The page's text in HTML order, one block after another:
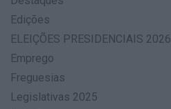
Edições
ELEIÇÕES PRESIDENCIAIS 2026
Emprego
Freguesias
Legislativas 2025